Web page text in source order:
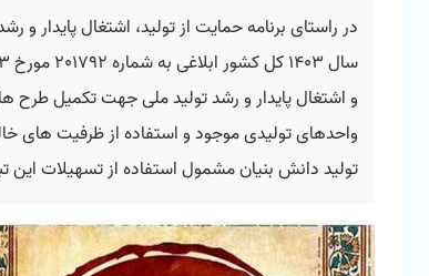
و اشتغال پایدار و رشد تولید ملی جهت تکمیل طرح
واحدهای تولیدی موجود و استفاده از ظرفیت های
تولید دانش بنیان مشمول استفاده از تسهیلات این